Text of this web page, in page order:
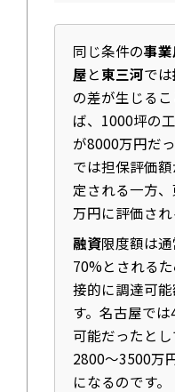
同じ条件の事
屋と東三河では
の差が生じる
ば、1000坪の
が8000万円だ
では担保評価
定される一方
万円に評価され
融資限度額は通
70%とされる
接的に調達可
す。名古屋で
可能だったと
2800〜3500万
になるのです。